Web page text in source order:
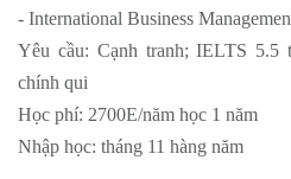
- International Business
Yêu cầu: Cạnh tranh; IELTS 5.5
chính qui
Học phí: 2700E/năm học 1 năm
Nhập học: tháng 11 hàng năm